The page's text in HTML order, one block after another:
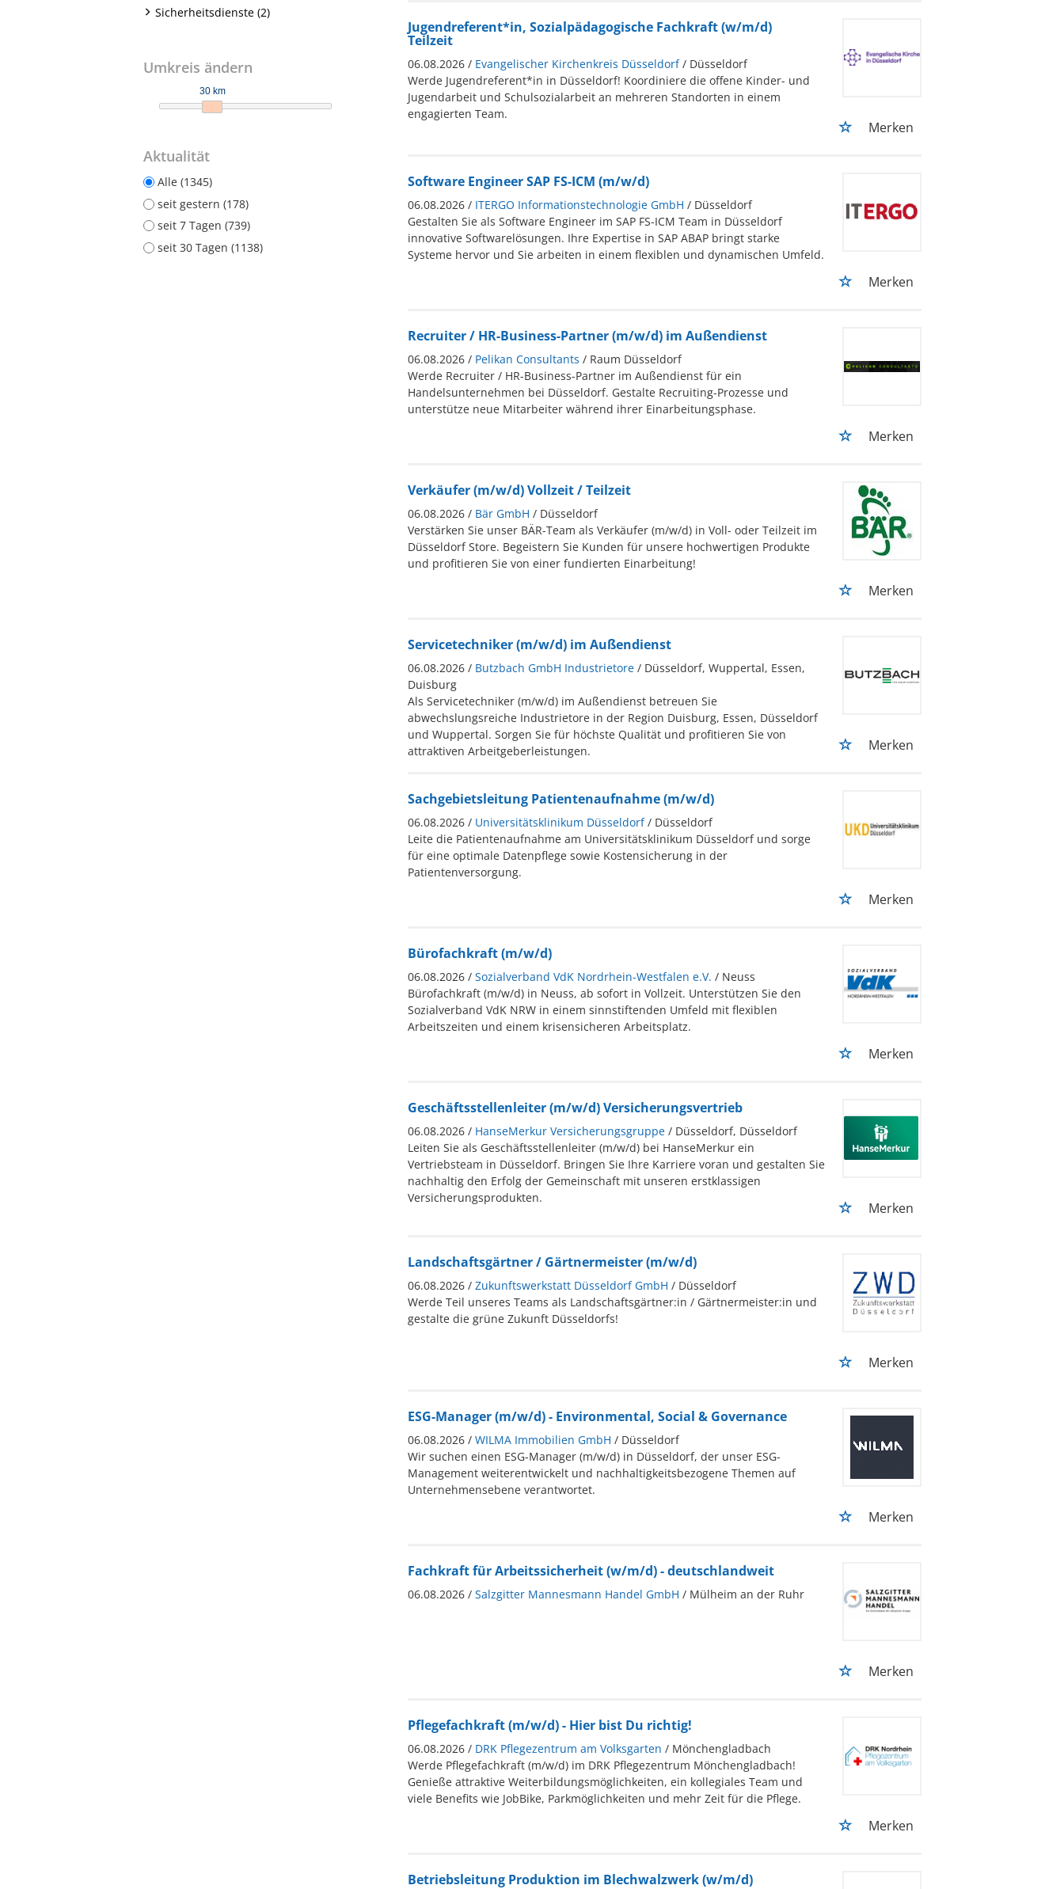
Sicherheitsdienste (2)
Umkreis ändern
30 km
Aktualität
Alle (1345)
seit gestern (178)
seit 7 Tagen (739)
seit 30 Tagen (1138)
Jugendreferent*in, Sozialpädagogische Fachkraft (w/m/d)
Teilzeit
06.08.2026 / Evangelischer Kirchenkreis Düsseldorf / Düsseldorf
Werde Jugendreferent*in in Düsseldorf! Koordiniere die offene Kinder- und
Jugendarbeit und Schulsozialarbeit an mehreren Standorten in einem
engagierten Team.
Merken
Software Engineer SAP FS-ICM (m/w/d)
06.08.2026 / ITERGO Informationstechnologie GmbH / Düsseldorf
Gestalten Sie als Software Engineer im SAP FS-ICM Team in Düsseldorf
innovative Softwarelösungen. Ihre Expertise in SAP ABAP bringt starke
Systeme hervor und Sie arbeiten in einem flexiblen und dynamischen Umfeld.
Merken
Recruiter / HR-Business-Partner (m/w/d) im Außendienst
06.08.2026 / Pelikan Consultants / Raum Düsseldorf
Werde Recruiter / HR-Business-Partner im Außendienst für ein
Handelsunternehmen bei Düsseldorf. Gestalte Recruiting-Prozesse und
unterstütze neue Mitarbeiter während ihrer Einarbeitungsphase.
Merken
Verkäufer (m/w/d) Vollzeit / Teilzeit
06.08.2026 / Bär GmbH / Düsseldorf
Verstärken Sie unser BÄR-Team als Verkäufer (m/w/d) in Voll- oder Teilzeit im
Düsseldorf Store. Begeistern Sie Kunden für unsere hochwertigen Produkte
und profitieren Sie von einer fundierten Einarbeitung!
Merken
Servicetechniker (m/w/d) im Außendienst
06.08.2026 / Butzbach GmbH Industrietore / Düsseldorf, Wuppertal, Essen,
Duisburg
Als Servicetechniker (m/w/d) im Außendienst betreuen Sie
abwechslungsreiche Industrietore in der Region Duisburg, Essen, Düsseldorf
und Wuppertal. Sorgen Sie für höchste Qualität und profitieren Sie von
attraktiven Arbeitgeberleistungen.
Merken
Sachgebietsleitung Patientenaufnahme (m/w/d)
06.08.2026 / Universitätsklinikum Düsseldorf / Düsseldorf
Leite die Patientenaufnahme am Universitätsklinikum Düsseldorf und sorge
für eine optimale Datenpflege sowie Kostensicherung in der
Patientenversorgung.
Merken
Bürofachkraft (m/w/d)
06.08.2026 / Sozialverband VdK Nordrhein-Westfalen e.V. / Neuss
Bürofachkraft (m/w/d) in Neuss, ab sofort in Vollzeit. Unterstützen Sie den
Sozialverband VdK NRW in einem sinnstiftenden Umfeld mit flexiblen
Arbeitszeiten und einem krisensicheren Arbeitsplatz.
Merken
Geschäftsstellenleiter (m/w/d) Versicherungsvertrieb
06.08.2026 / HanseMerkur Versicherungsgruppe / Düsseldorf, Düsseldorf
Leiten Sie als Geschäftsstellenleiter (m/w/d) bei HanseMerkur ein
Vertriebsteam in Düsseldorf. Bringen Sie Ihre Karriere voran und gestalten Sie
nachhaltig den Erfolg der Gemeinschaft mit unseren erstklassigen
Versicherungsprodukten.
Merken
Landschaftsgärtner / Gärtnermeister (m/w/d)
06.08.2026 / Zukunftswerkstatt Düsseldorf GmbH / Düsseldorf
Werde Teil unseres Teams als Landschaftsgärtner:in / Gärtnermeister:in und
gestalte die grüne Zukunft Düsseldorfs!
Merken
ESG-Manager (m/w/d) - Environmental, Social & Governance
06.08.2026 / WILMA Immobilien GmbH / Düsseldorf
Wir suchen einen ESG-Manager (m/w/d) in Düsseldorf, der unser ESG-
Management weiterentwickelt und nachhaltigkeitsbezogene Themen auf
Unternehmensebene verantwortet.
Merken
Fachkraft für Arbeitssicherheit (w/m/d) - deutschlandweit
06.08.2026 / Salzgitter Mannesmann Handel GmbH / Mülheim an der Ruhr
Merken
Pflegefachkraft (m/w/d) - Hier bist Du richtig!
06.08.2026 / DRK Pflegezentrum am Volksgarten / Mönchengladbach
Werde Pflegefachkraft (m/w/d) im DRK Pflegezentrum Mönchengladbach!
Genieße attraktive Weiterbildungsmöglichkeiten, ein kollegiales Team und
viele Benefits wie JobBike, Parkmöglichkeiten und mehr Zeit für die Pflege.
Merken
Betriebsleitung Produktion im Blechwalzwerk (w/m/d)